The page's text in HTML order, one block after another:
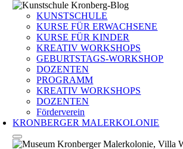
KUNSTSCHULE
KURSE FÜR ERWACHSENE
KURSE FÜR KINDER
KREATIV WORKSHOPS
GEBURTSTAGS-WORKSHOP
DOZENTEN
PROGRAMM
KREATIV WORKSHOPS
DOZENTEN
Förderverein
KRONBERGER MALERKOLONIE